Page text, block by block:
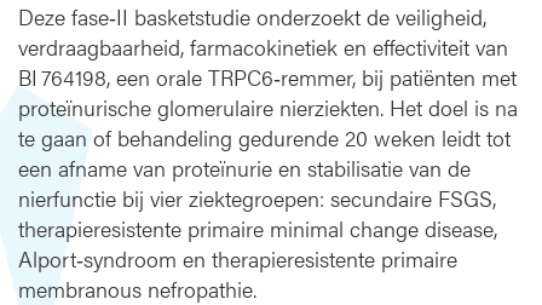
Deze fase‑II basketstudie onderzoekt de veiligheid,
verdraagbaarheid, farmacokinetiek en effectiviteit van
BI 764198, een orale TRPC6‑remmer, bij patiënten met
proteïnurische glomerulaire nierziekten. Het doel is na
te gaan of behandeling gedurende 20 weken leidt tot
een afname van proteïnurie en stabilisatie van de
nierfunctie bij vier ziektegroepen: secundaire FSGS,
therapieresistente primaire minimal change disease,
Alport‑syndroom en therapieresistente primaire
membranous nefropathie.